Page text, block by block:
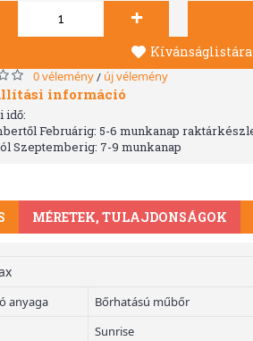
+
Kívánságlistára
0 vélemény/ új vélemény
információ
idő:
Februárig: 5-6 munkanap
Szeptemberig: 7-9 munkanap
MÉRETEK, TULAJDONSÁGOK
anyaga
Bőrhatású műbőr
Sunrise